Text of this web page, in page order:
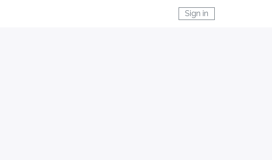
Sign in